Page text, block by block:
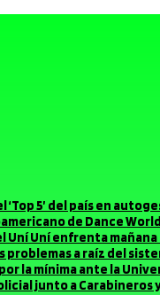
5’ del país en
de Dance
Uní Uní enfrenta
a raíz del
la mínima ante la
junto a Carabineros